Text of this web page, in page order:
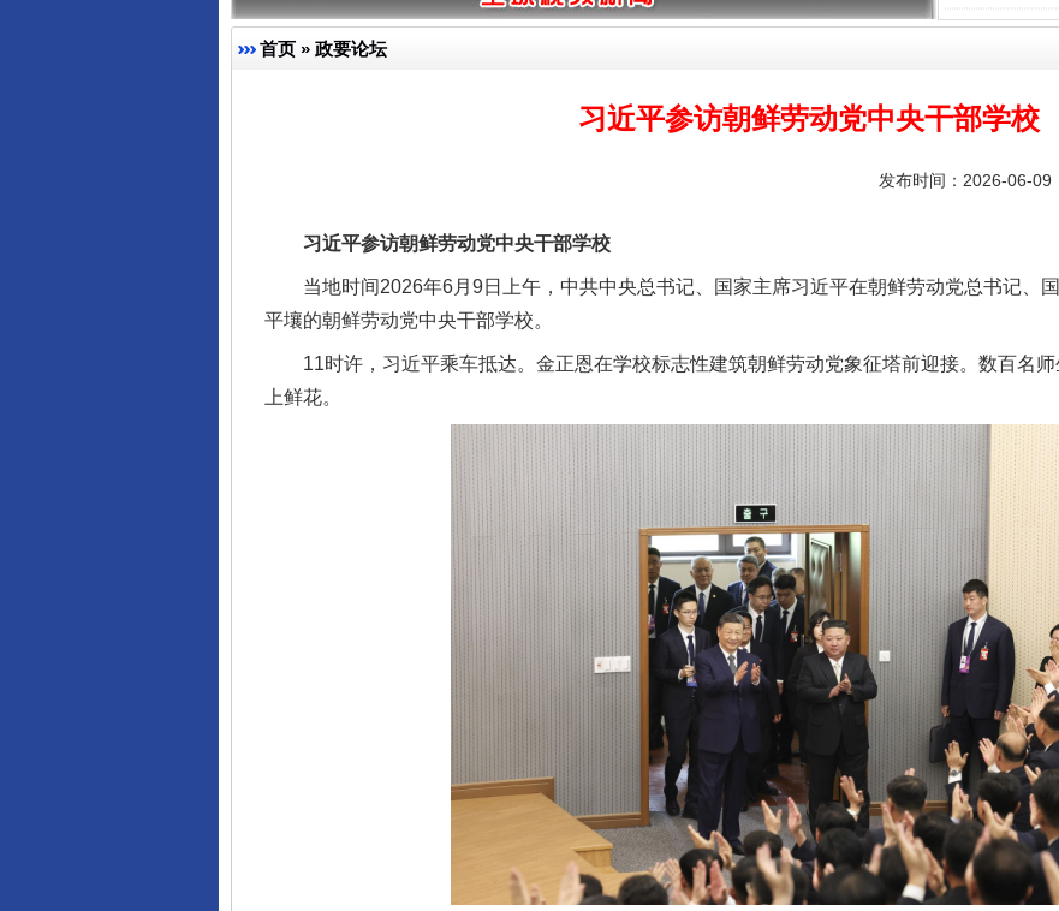
首页 » 政要论坛
习近平参访朝鲜劳动党中央干部学校
发布时间：2026-06-09
习近平参访朝鲜劳动党中央干部学校
当地时间2026年6月9日上午，中共中央总书记、国家主席习近平在朝鲜劳动党总书记、
平壤的朝鲜劳动党中央干部学校。
11时许，习近平乘车抵达。金正恩在学校标志性建筑朝鲜劳动党象征塔前迎接。数百名师
上鲜花。